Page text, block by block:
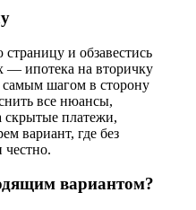
и обзавестись
— ипотека на вторичку
самым шагом в сторону
все нюансы,
скрытые платежи,
вариант, где без
вариантом?